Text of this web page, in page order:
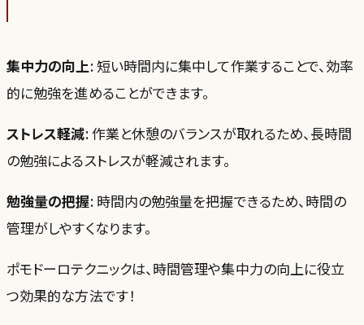
集中力の向上: 短い時間内に集中して作業することで、効率
的に勉強を進めることができます。
ストレス軽減: 作業と休憩のバランスが取れるため、長時間
の勉強によるストレスが軽減されます。
勉強量の把握: 時間内の勉強量を把握できるため、時間の
管理がしやすくなります。
ポモドーロテクニックは、時間管理や集中力の向上に役立
つ効果的な方法です！